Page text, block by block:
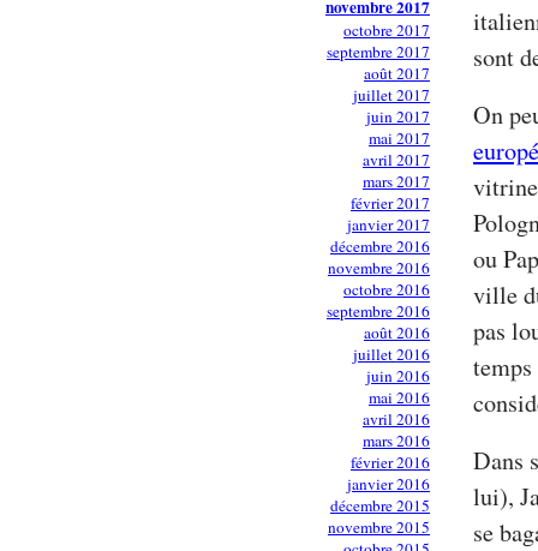
novembre 2017
octobre 2017
septembre 2017
août 2017
juillet 2017
juin 2017
mai 2017
avril 2017
mars 2017
février 2017
janvier 2017
décembre 2016
novembre 2016
octobre 2016
septembre 2016
août 2016
juillet 2016
juin 2016
mai 2016
avril 2016
mars 2016
février 2016
janvier 2016
décembre 2015
novembre 2015
sont
On
ou
ville
pas
Dans
lui),
se